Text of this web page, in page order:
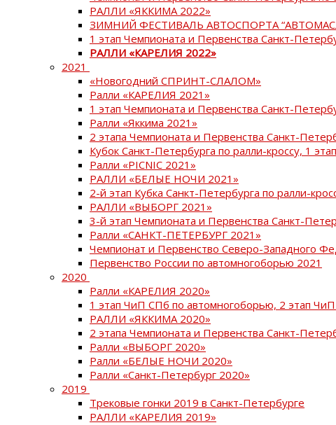
РАЛЛИ «ЯККИМА 2022»
ЗИМНИЙ ФЕСТИВАЛЬ АВТОСПОРТА
1 этап Чемпионата и Первенства Санкт-
РАЛЛИ «КАРЕЛИЯ 2022»
2021
«Новогодний СПРИНТ-СЛАЛОМ»
Ралли «КАРЕЛИЯ 2021»
1 этап Чемпионата и Первенства Санкт-
Ралли «Яккима 2021»
2 этапа Чемпионата и Первенства Санкт-
Кубок Санкт-Петербурга по ралли-кроссу, 1 этап
Ралли «PICNIC 2021»
РАЛЛИ «БЕЛЫЕ НОЧИ 2021»
2-й этап Кубка Санкт-Петербурга по ралли-
РАЛЛИ «ВЫБОРГ 2021»
3-й этап Чемпионата и Первенства Санкт-
Ралли «САНКТ-ПЕТЕРБУРГ 2021»
Чемпионат и Первенство Северо-Западного
Первенство России по автомногоборью 2021
2020
Ралли «КАРЕЛИЯ 2020»
1 этап ЧиП СПб по автомногоборью, 2 этап
РАЛЛИ «ЯККИМА 2020»
2 этапа Чемпионата и Первенства Санкт-
Ралли «ВЫБОРГ 2020»
Ралли «БЕЛЫЕ НОЧИ 2020»
Ралли «Санкт-Петербург 2020»
2019
Трековые гонки 2019 в Санкт-Петербурге
РАЛЛИ «КАРЕЛИЯ 2019»